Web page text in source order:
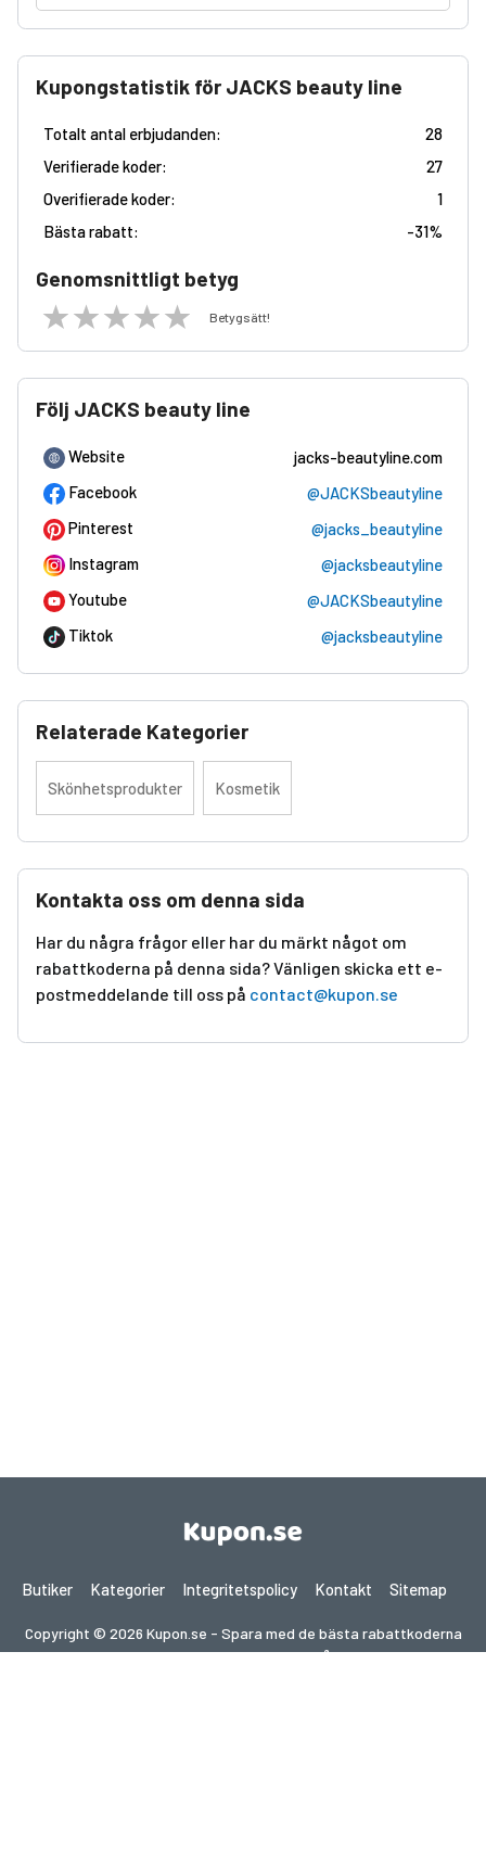
Kupongstatistik för JACKS beauty line
Totalt antal erbjudanden:
28
Verifierade koder:
27
Overifierade koder:
1
Bästa rabatt:
-31%
Genomsnittligt betyg
Betygsätt!
Följ JACKS beauty line
Website
jacks-beautyline.com
Facebook
@JACKSbeautyline
Pinterest
@jacks_beautyline
Instagram
@jacksbeautyline
Youtube
@JACKSbeautyline
Tiktok
@jacksbeautyline
Relaterade Kategorier
Skönhetsprodukter Kosmetik
Kontakta oss om denna sida
Har du några frågor eller har du märkt något om
rabattkoderna på denna sida? Vänligen skicka ett e-
postmeddelande till oss på contact@kupon.se
Butiker Kategorier Integritetspolicy Kontakt Sitemap
Copyright © 2026 Kupon.se - Spara med de bästa rabattkoderna
2026. Alla rättigheter förbehållna.